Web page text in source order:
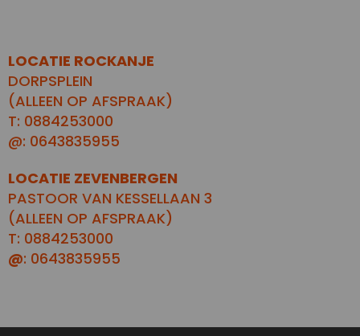
LOCATIE ROCKANJE
DORPSPLEIN
(ALLEEN OP AFSPRAAK)
T: 0884253000
@: 0643835955
LOCATIE ZEVENBERGEN
PASTOOR VAN KESSELLAAN 3
(ALLEEN OP AFSPRAAK)
T: 0884253000
@: 0643835955